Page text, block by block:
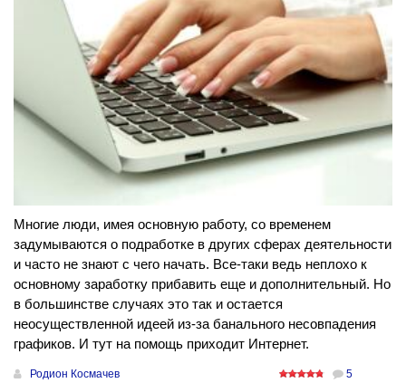
Многие люди, имея основную работу, со временем
задумываются о подработке в других сферах деятельности
и часто не знают с чего начать. Все-таки ведь неплохо к
основному заработку прибавить еще и дополнительный. Но
в большинстве случаях это так и остается
неосуществленной идеей из-за банального несовпадения
графиков. И тут на помощь приходит Интернет.
Родион Космачев 5